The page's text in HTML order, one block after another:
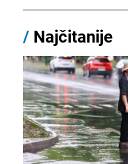
/ Najčitanije